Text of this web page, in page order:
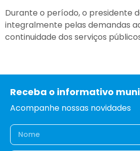
Durante o período, o presidente
integralmente pelas demandas
continuidade dos serviços
Receba o informativo
Acompanhe nossas novidades